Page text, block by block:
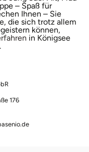
– Spaß für
Ihnen – Sie
die sich trotz allem
können,
öffnet in neuem
in Königsee
176